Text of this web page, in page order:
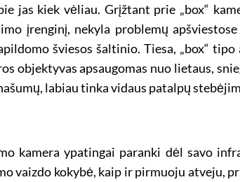
jas kiek vėliau. Grįžtant prie „box“
įrenginį, nekyla problemų
šviesos šaltinio. Tiesa, „box“
objektyvas apsaugomas nuo lietaus,
labiau tinka vidaus patalpų
kamera ypatingai paranki dėl savo
vaizdo kokybė, kaip ir pirmuoju atveju,